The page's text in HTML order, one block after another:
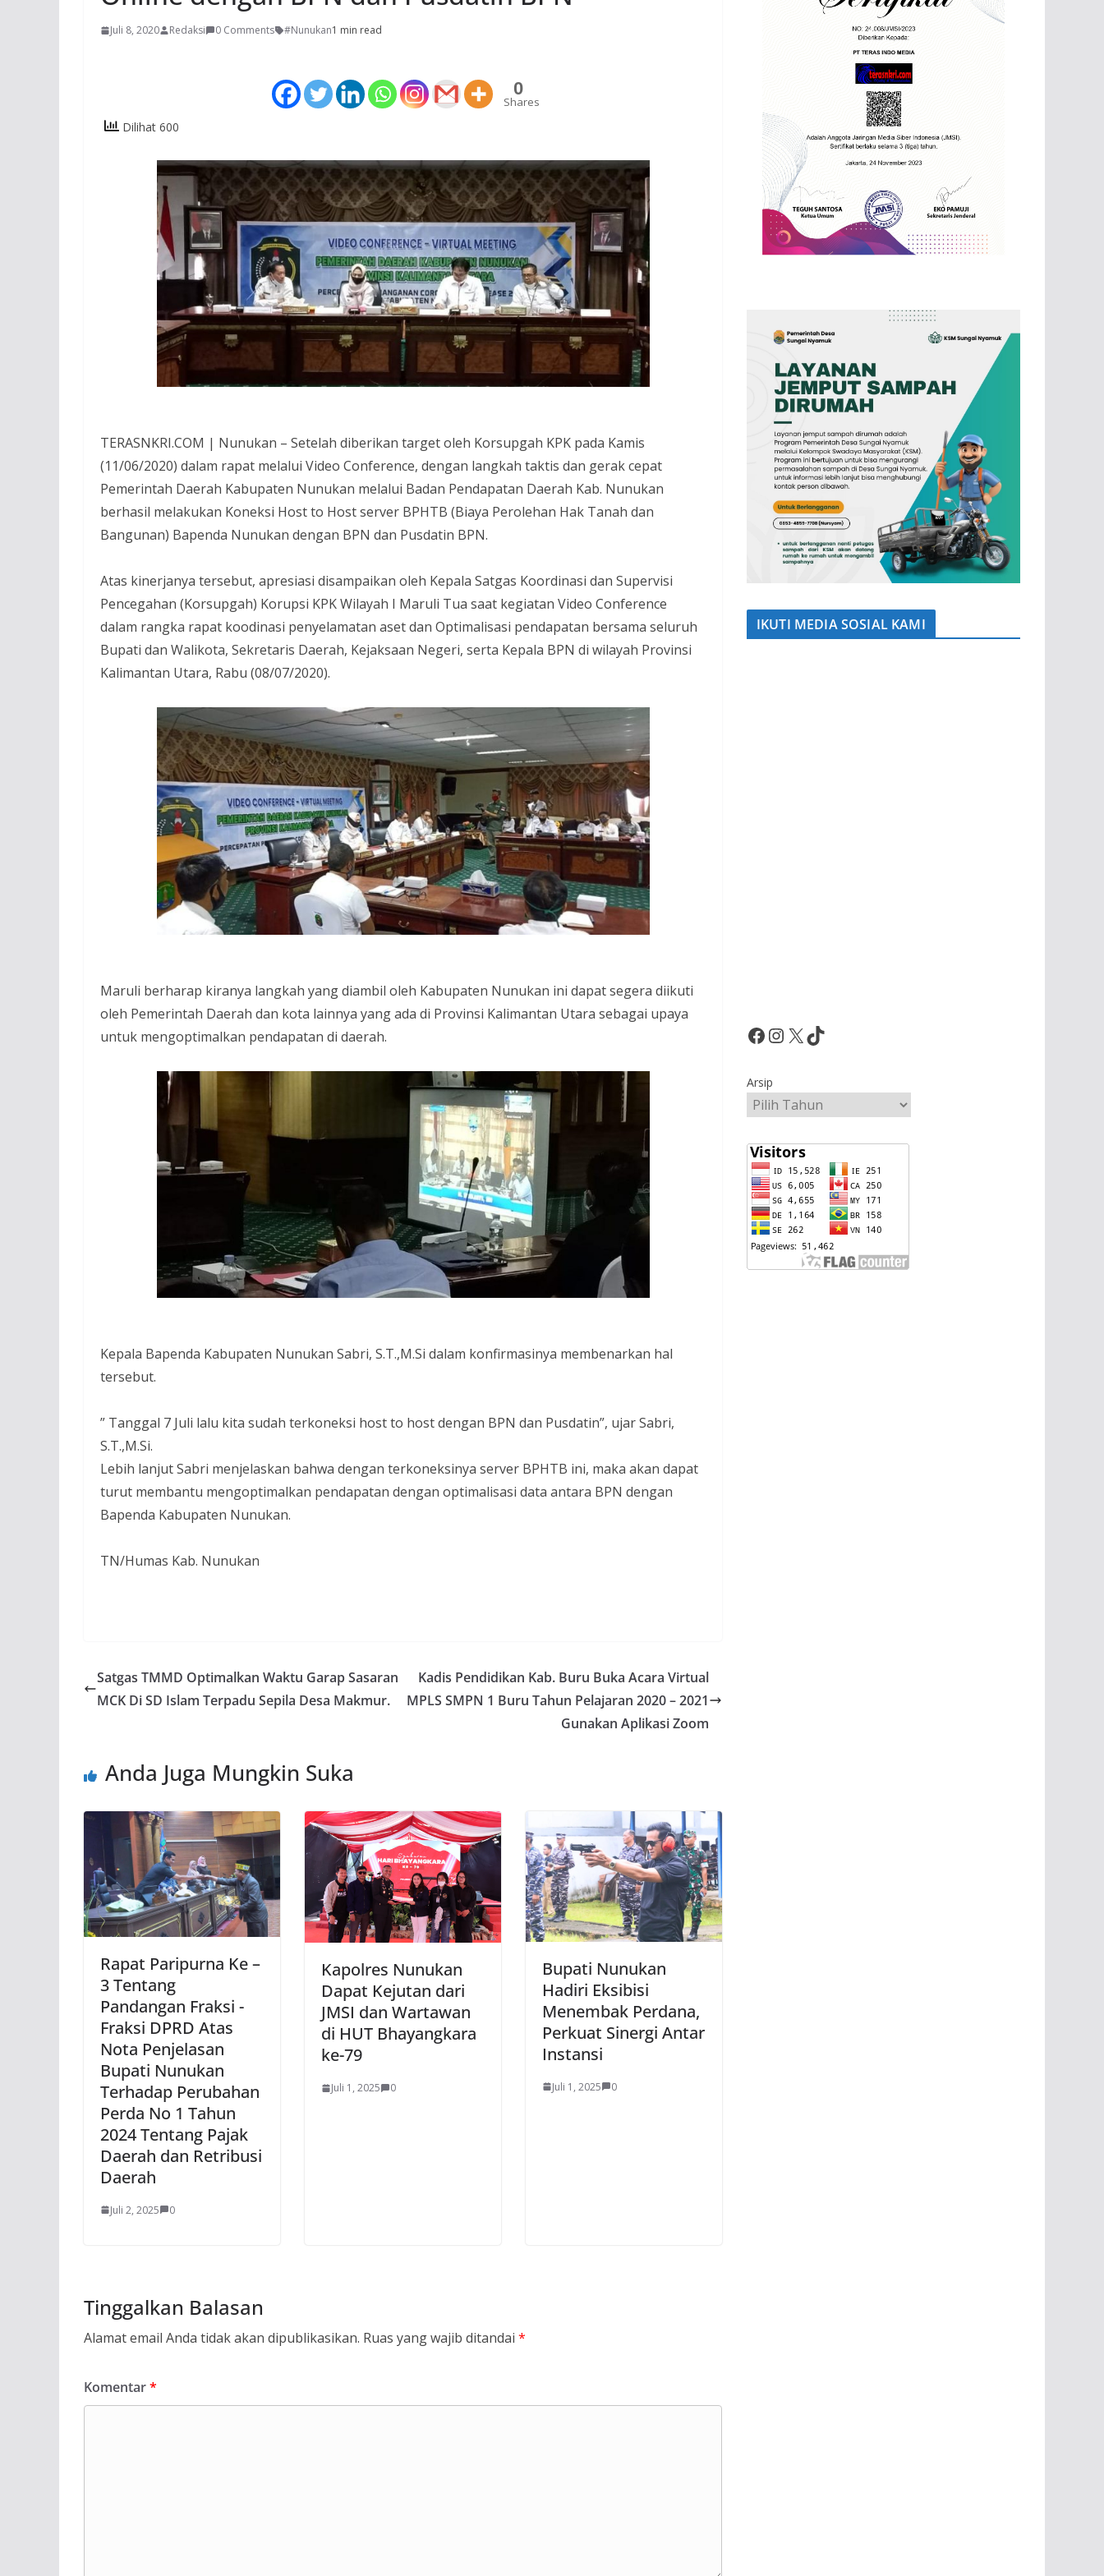
Juli 8, 2020 Redaksi 0 Comments #Nunukan1 min read
0
Shares
Dilihat 600
TERASNKRI.COM | Nunukan – Setelah diberikan target oleh Korsupgah KPK pada Kamis
(11/06/2020) dalam rapat melalui Video Conference, dengan langkah taktis dan gerak cepat
Pemerintah Daerah Kabupaten Nunukan melalui Badan Pendapatan Daerah Kab. Nunukan
berhasil melakukan Koneksi Host to Host server BPHTB (Biaya Perolehan Hak Tanah dan
Bangunan) Bapenda Nunukan dengan BPN dan Pusdatin BPN.
Atas kinerjanya tersebut, apresiasi disampaikan oleh Kepala Satgas Koordinasi dan Supervisi
Pencegahan (Korsupgah) Korupsi KPK Wilayah I Maruli Tua saat kegiatan Video Conference
dalam rangka rapat koodinasi penyelamatan aset dan Optimalisasi pendapatan bersama seluruh
Bupati dan Walikota, Sekretaris Daerah, Kejaksaan Negeri, serta Kepala BPN di wilayah Provinsi
Kalimantan Utara, Rabu (08/07/2020).
Maruli berharap kiranya langkah yang diambil oleh Kabupaten Nunukan ini dapat segera diikuti
oleh Pemerintah Daerah dan kota lainnya yang ada di Provinsi Kalimantan Utara sebagai upaya
untuk mengoptimalkan pendapatan di daerah.
Kepala Bapenda Kabupaten Nunukan Sabri, S.T.,M.Si dalam konfirmasinya membenarkan hal
tersebut.
” Tanggal 7 Juli lalu kita sudah terkoneksi host to host dengan BPN dan Pusdatin”, ujar Sabri,
S.T.,M.Si.
Lebih lanjut Sabri menjelaskan bahwa dengan terkoneksinya server BPHTB ini, maka akan dapat
turut membantu mengoptimalkan pendapatan dengan optimalisasi data antara BPN dengan
Bapenda Kabupaten Nunukan.
TN/Humas Kab. Nunukan
Satgas TMMD Optimalkan Waktu Garap Sasaran
MCK Di SD Islam Terpadu Sepila Desa Makmur.
Kadis Pendidikan Kab. Buru Buka Acara Virtual
MPLS SMPN 1 Buru Tahun Pelajaran 2020 – 2021
Gunakan Aplikasi Zoom
Anda Juga Mungkin Suka
Rapat Paripurna Ke –
3 Tentang
Pandangan Fraksi -
Fraksi DPRD Atas
Nota Penjelasan
Bupati Nunukan
Terhadap Perubahan
Perda No 1 Tahun
2024 Tentang Pajak
Daerah dan Retribusi
Daerah
Juli 2, 2025 0
Kapolres Nunukan
Dapat Kejutan dari
JMSI dan Wartawan
di HUT Bhayangkara
ke-79
Juli 1, 2025 0
Bupati Nunukan
Hadiri Eksibisi
Menembak Perdana,
Perkuat Sinergi Antar
Instansi
Juli 1, 2025 0
Tinggalkan Balasan
Alamat email Anda tidak akan dipublikasikan. Ruas yang wajib ditandai *
Komentar*
IKUTI MEDIA SOSIAL KAMI
Facebook InstagramX TikTok
Arsip